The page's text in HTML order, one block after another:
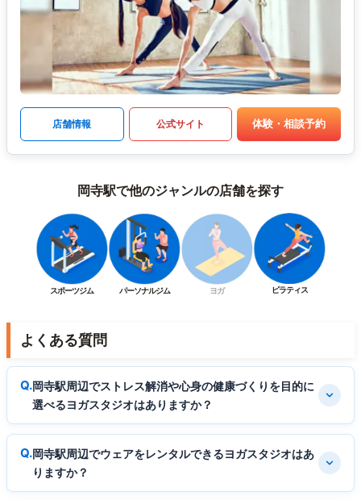
店舗情報 公式サイト 体験・相談予約
岡寺駅で他のジャンルの店舗を探す
スポーツジム パーソナルジム ヨガ ピラティス
よくある質問
岡寺駅周辺でストレス解消や心身の健康づくりを目的に
選べるヨガスタジオはありますか？
岡寺駅周辺でウェアをレンタルできるヨガスタジオはあ
りますか？